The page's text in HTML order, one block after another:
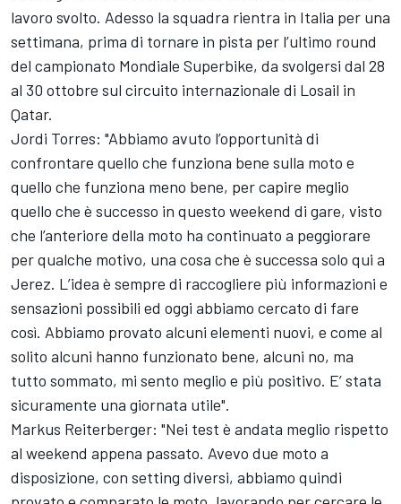
lavoro svolto. Adesso la squadra rientra in Italia per una
settimana, prima di tornare in pista per l’ultimo round
del campionato Mondiale Superbike, da svolgersi dal 28
al 30 ottobre sul circuito internazionale di Losail in
Qatar.
Jordi Torres: "Abbiamo avuto l’opportunità di
confrontare quello che funziona bene sulla moto e
quello che funziona meno bene, per capire meglio
quello che è successo in questo weekend di gare, visto
che l’anteriore della moto ha continuato a peggiorare
per qualche motivo, una cosa che è successa solo qui a
Jerez. L’idea è sempre di raccogliere più informazioni e
sensazioni possibili ed oggi abbiamo cercato di fare
così. Abbiamo provato alcuni elementi nuovi, e come al
solito alcuni hanno funzionato bene, alcuni no, ma
tutto sommato, mi sento meglio e più positivo. E’ stata
sicuramente una giornata utile".
Markus Reiterberger: "Nei test è andata meglio rispetto
al weekend appena passato. Avevo due moto a
disposizione, con setting diversi, abbiamo quindi